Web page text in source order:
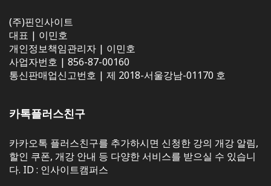
(주)핀인사이트
대표 | 이민호
개인정보책임관리자 | 이민호
사업자번호 | 856-87-00160
통신판매업신고번호 | 제 2018-서울강남-01170 호
카톡플러스친구
카카오톡 플러스친구를 추가하시면 신청한 강의 개강 알림,
할인 쿠폰, 개강 안내 등 다양한 서비스를 받으실 수 있습니
다. ID : 인사이트캠퍼스